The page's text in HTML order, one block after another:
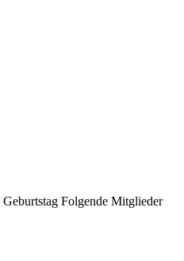
Folgende Mitglieder